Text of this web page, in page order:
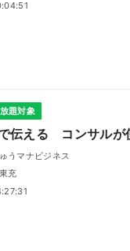
題対象
伝える コンサルが
うマナビジネス
充